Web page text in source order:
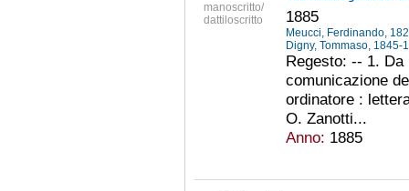
manoscritto/
dattiloscritto
1885
Meucci, Ferdinando,
Digny, Tommaso, 1845-
Regesto: -- 1.
comunicazione
ordinatore :
O. Zanotti...
Anno: 1885